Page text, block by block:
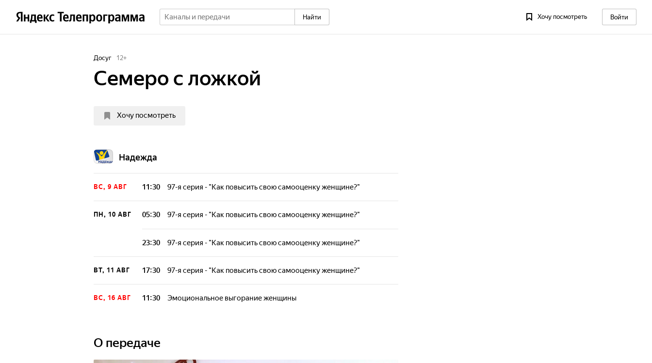
Найти Хочу посмотреть Войти
Досуг 12+
Семеро с ложкой
Хочу посмотреть
Надежда
ВС, 9 АВГ 11:30 97-я серия - "Как повысить свою самооценку женщине?"
ПН, 10 АВГ 05:30 97-я серия - "Как повысить свою самооценку женщине?"
23:30 97-я серия - "Как повысить свою самооценку женщине?"
ВТ, 11 АВГ 17:30 97-я серия - "Как повысить свою самооценку женщине?"
ВС, 16 АВГ 11:30 Эмоциональное выгорание женщины
О передаче